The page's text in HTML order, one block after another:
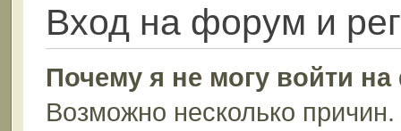
Вход на форум и
Почему я не могу войти
Возможно несколько